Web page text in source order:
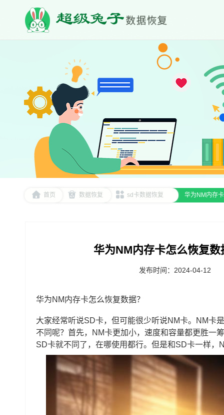
首页 数据恢复 sd卡数据恢复 华为NM内存
华为NM内存卡怎么恢复
发布时间：2024-04-12
华为NM内存卡怎么恢复数据？
大家经常听说SD卡，但可能很少听说NM卡。NM卡
不同呢？首先，NM卡更加小，速度和容量都更胜一
SD卡就不同了，在哪使用都行。但是和SD卡一样